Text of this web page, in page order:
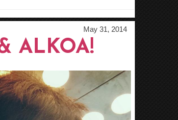
May 31, 2014
ALKOA!